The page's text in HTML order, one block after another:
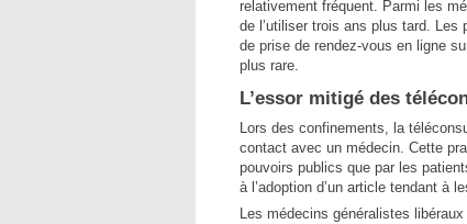
relativement fréquent. Parmi les
de l’utiliser trois ans plus tard. Les
de prise de rendez-vous en ligne
plus rare.
L’essor mitigé des
Lors des confinements, la
contact avec un médecin. Cette
pouvoirs publics que par les
à l’adoption d’un article tendant à
Les médecins généralistes